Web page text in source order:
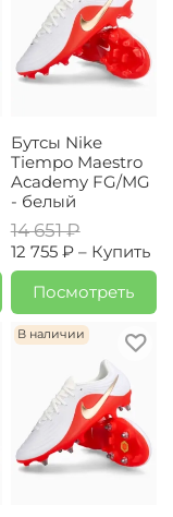
Бутсы Nike
Tiempo Maestro
Academy FG/MG
- белый
14 651 ₽
12 755 ₽ – Купить
Посмотреть
В наличии